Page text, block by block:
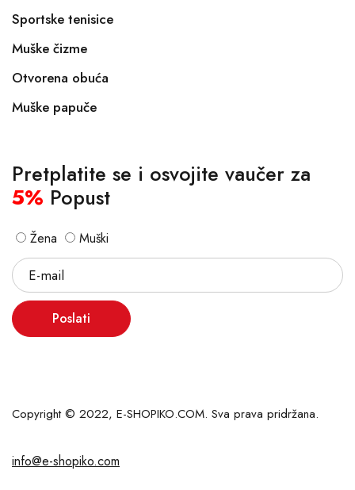
Sportske tenisice
Muške čizme
Otvorena obuća
Muške papuče
Pretplatite se i osvojite vaučer za
5% Popust
Žena Muški
Poslati
Copyright © 2022, E-SHOPIKO.COM. Sva prava pridržana.
info@e-shopiko.com